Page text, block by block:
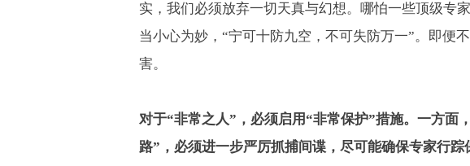
实，我们必须放弃一切天真与幻想。哪怕一些顶级专
当小心为妙，“宁可十防九空，不可失防万一”。即便
害。
对于“非常之人”，必须启用“非常保护”措施。一方面
路”，必须进一步严厉抓捕间谍，尽可能确保专家行